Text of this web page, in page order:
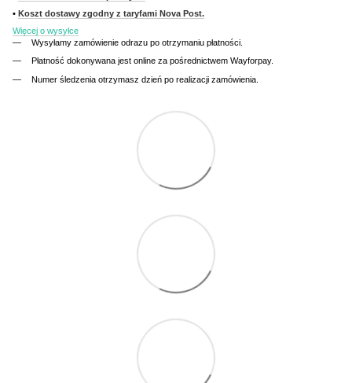
• Koszt dostawy zgodny z taryfami Nova Post.
Więcej o wysyłce
Wysyłamy zamówienie odrazu po otrzymaniu płatności.
Płatność dokonywana jest online za pośrednictwem Wayforpay.
Numer śledzenia otrzymasz dzień po realizacji zamówienia.